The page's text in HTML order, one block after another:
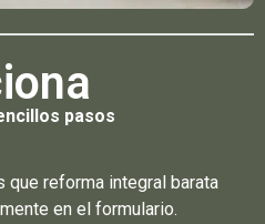
pasos
que reforma integral barata
en el formulario.